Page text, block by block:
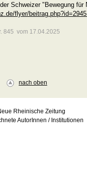
Schweizer "Bewegung für
flyer/
845 vom 17.04.2025
nach oben
Rheinische Zeitung
AutorInnen / Institutionen